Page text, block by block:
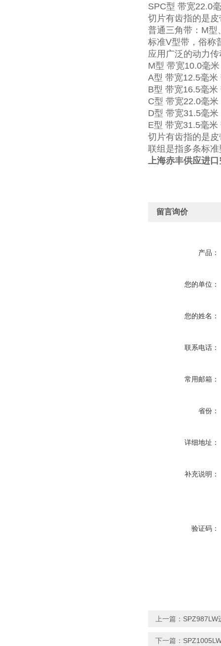
SPC型 带宽22.0
切片有齿指的是
普通三角带：M型
标准V型带，俗称
应用广泛的动力
M型 带宽10.0毫
A型 带宽12.5毫
B型 带宽16.5毫
C型 带宽22.0毫
D型 带宽31.5毫
E型 带宽31.5毫
切片有齿指的是
联组是指多条标
上海赤丰供应进
留言询价
产品：
您的单位：
您的姓名：
联系电话：
常用邮箱：
省份：
详细地址：
补充说明：
验证码：
上一篇： SPZ987LW
下一篇：